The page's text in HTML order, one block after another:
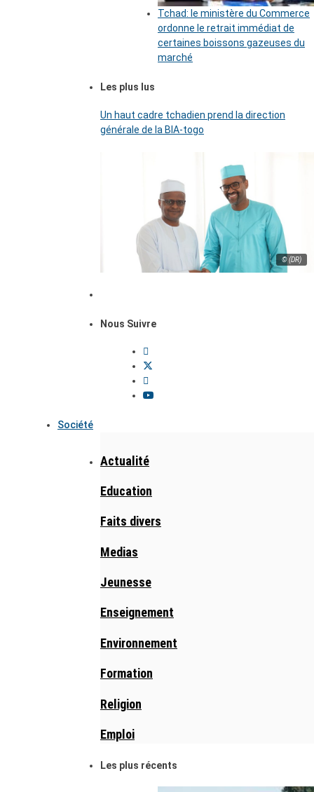
Tchad: le ministère du Commerce
ordonne le retrait immédiat de
certaines boissons gazeuses du
marché
Les plus lus
Un haut cadre tchadien prend la direction
générale de la BIA-togo
© (DR)
Nous Suivre
Société
Actualité
Education
Faits divers
Medias
Jeunesse
Enseignement
Environnement
Formation
Religion
Emploi
Les plus récents